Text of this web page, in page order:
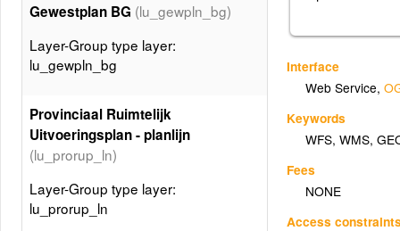
Interface
Web Service,
Keywords
WFS,WMS,
Fees
NONE
Access
Gewestplan BG (lu_gewpln_bg)
Layer-Group type layer:
lu_gewpln_bg
Provinciaal Ruimtelijk
Uitvoeringsplan - planlijn
(lu_prorup_ln)
Layer-Group type layer:
lu_prorup_ln